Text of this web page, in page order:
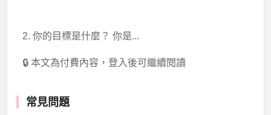
2. 你的目標是什麼？ 你是...
🔒 本文為付費內容，登入後可繼續閱讀
常見問題